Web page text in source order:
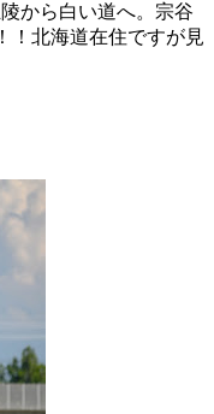
から白い道へ。宗谷
！北海道在住ですが見